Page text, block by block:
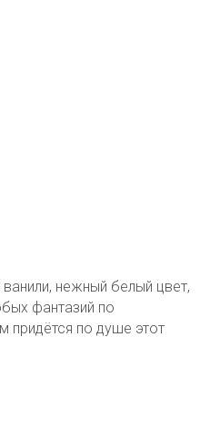
нежный белый цвет,
фантазий по
придётся по душе этот